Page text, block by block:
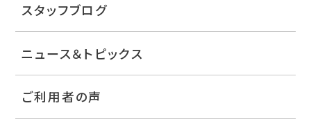
スタッフブログ
ニュース＆トピックス
ご利用者の声